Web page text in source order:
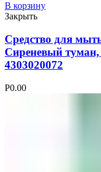
В корзину
Закрыть
Средство для
Сиреневый
4303020072
Р0.00